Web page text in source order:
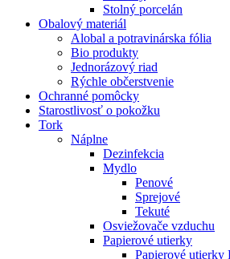
Stolný porcelán
Obalový materiál
Alobal a potravinárska fólia
Bio produkty
Jednorázový riad
Rýchle občerstvenie
Ochranné pomôcky
Starostlivosť o pokožku
Tork
Náplne
Dezinfekcia
Mydlo
Penové
Sprejové
Tekuté
Osviežovače vzduchu
Papierové utierky
Papierové utierky